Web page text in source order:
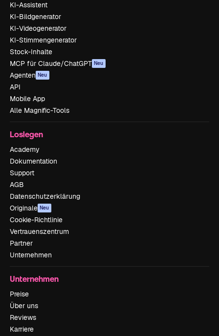
KI-Assistent
KI-Bildgenerator
KI-Videogenerator
KI-Stimmengenerator
Stock-Inhalte
MCP für Claude/ChatGPT Neu
Agenten Neu
API
Mobile App
Alle Magnific-Tools
Loslegen
Academy
Dokumentation
Support
AGB
Datenschutzerklärung
Originale Neu
Cookie-Richtlinie
Vertrauenszentrum
Partner
Unternehmen
Unternehmen
Preise
Über uns
Reviews
Karriere